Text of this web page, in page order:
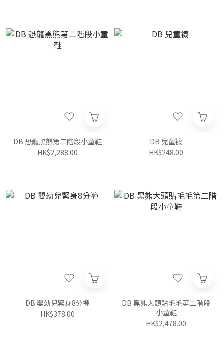
DB 恐龍黑熊第二階段小童鞋
HK$2,288.00
DB 兒童襪
HK$248.00
DB 嬰幼兒緊身8分褲
HK$378.00
DB 黑熊大頭貼毛毛第二階段
小童鞋
HK$2,478.00